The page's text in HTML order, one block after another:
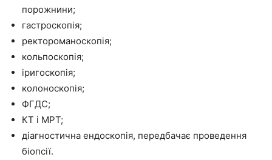
порожнини;
гастроскопія;
ректороманоскопія;
кольпоскопія;
іригоскопія;
колоноскопія;
ФГДС;
КТ і МРТ;
діагностична ендоскопія, передбачає проведення
біопсії.